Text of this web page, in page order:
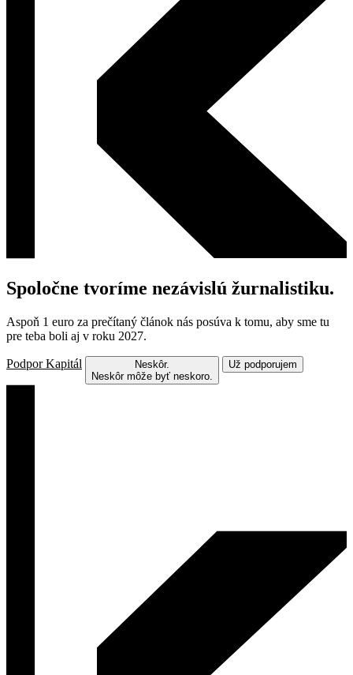
Spoločne tvoríme nezávislú žurnalistiku.
Aspoň 1 euro za prečítaný článok nás posúva k tomu, aby sme tu
pre teba boli aj v roku 2027.
Podpor Kapitál
Neskôr.
Neskôr môže byť neskoro.
Už podporujem